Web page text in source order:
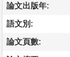
論文出版年:
語文別:
論文頁數: